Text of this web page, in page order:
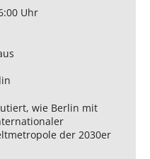
Uhr
wie Berlin mit
der 2030er